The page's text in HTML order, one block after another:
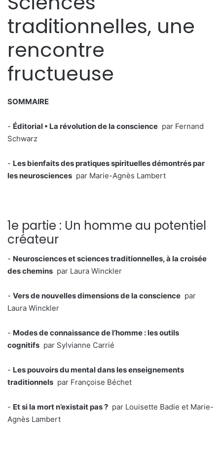
traditionnelles, une
rencontre
fructueuse
SOMMAIRE
- Éditorial • La révolution de la conscience par Fernand
Schwarz
- Les bienfaits des pratiques spirituelles démontrés par
les neurosciences par Marie-Agnès Lambert
1e partie : Un homme au potentiel
créateur
- Neurosciences et sciences traditionnelles, à la croisée
des chemins par Laura Winckler
- Vers de nouvelles dimensions de la conscience par
Laura Winckler
- Modes de connaissance de l’homme : les outils
cognitifs par Sylvianne Carrié
- Les pouvoirs du mental dans les enseignements
traditionnels par Françoise Béchet
- Et si la mort n’existait pas ? par Louisette Badie et Marie-
Agnès Lambert